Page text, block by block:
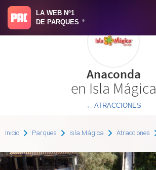
LA WEB Nº1
DE PARQUES
®
Anaconda
en Isla Mágica
← ATRACCIONES
Inicio Parques Isla Mágica Atracciones